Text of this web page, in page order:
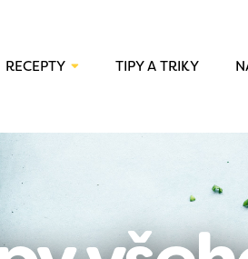
RECEPTY TIPY A TRIKY